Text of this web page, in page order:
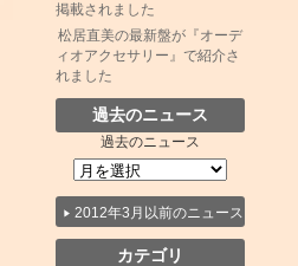
掲載されました
松居直美の最新盤が『オーデ
ィオアクセサリー』で紹介さ
れました
過去のニュース
過去のニュース
2012年3月以前のニュース
カテゴリ